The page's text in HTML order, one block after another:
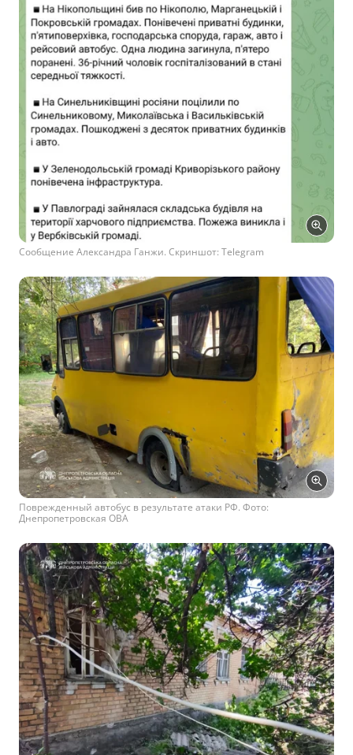
Сообщение Александра Ганжи. Скриншот: Telegram
Поврежденный автобус в результате атаки РФ. Фото:
Днепропетровская ОВА